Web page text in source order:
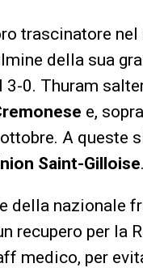
trascinatore
della sua
0. Thuram
e,
A queste
Saint-Gilloise.
della nazionale
recupero per la
medico, per